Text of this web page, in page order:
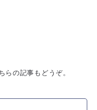
らの記事もどうぞ。